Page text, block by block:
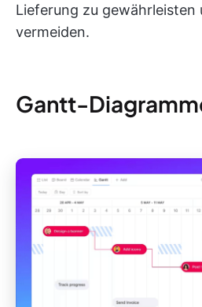
Lieferung zu gewährleisten
vermeiden.
Gantt-